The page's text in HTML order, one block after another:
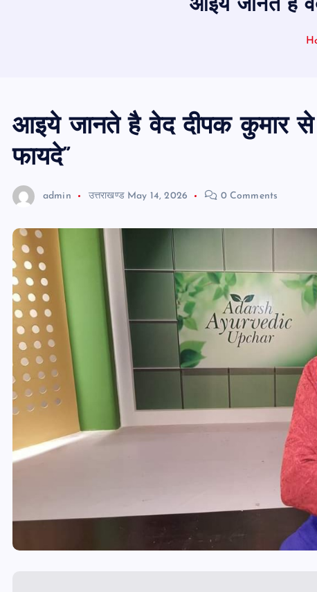
आइये जानते है
आइये जानते है वेद दीपक कुमार
फायदे”
admin उत्तराखण्ड May 14, 2026 0 Comments